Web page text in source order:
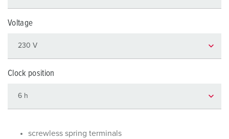
Voltage
Clock position
screwless spring terminals